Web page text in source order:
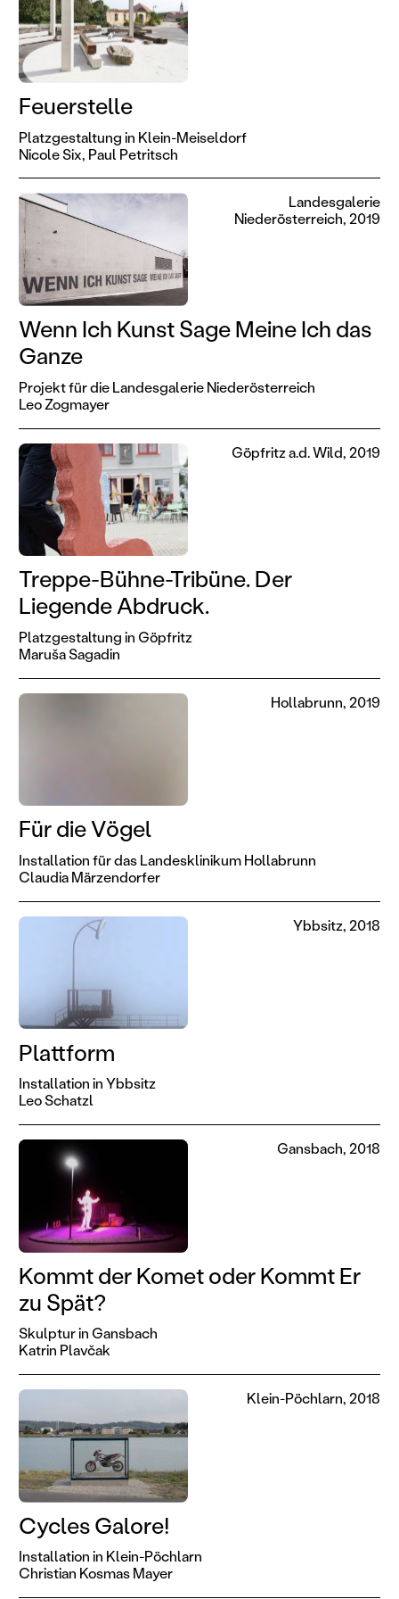
Feuerstelle
Platzgestaltung in Klein-Meiseldorf
Nicole Six, Paul Petritsch
Wenn Ich Kunst Sage Meine Ich das
Ganze
Projekt für die Landesgalerie Niederösterreich
Leo Zogmayer
Landesgalerie
Niederösterreich, 2019
Treppe-Bühne-Tribüne. Der
Liegende Abdruck.
Platzgestaltung in Göpfritz
Maruša Sagadin
Göpfritz a.d. Wild, 2019
Für die Vögel
Installation für das Landesklinikum Hollabrunn
Claudia Märzendorfer
Hollabrunn, 2019
Plattform
Installation in Ybbsitz
Leo Schatzl
Ybbsitz, 2018
Kommt der Komet oder Kommt Er
zu Spät?
Skulptur in Gansbach
Katrin Plavčak
Gansbach, 2018
Cycles Galore!
Installation in Klein-Pöchlarn
Christian Kosmas Mayer
Klein-Pöchlarn, 2018